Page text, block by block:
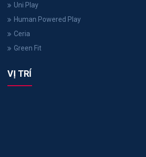
Uni Play
Human Powered Play
Ceria
Green Fit
VỊ TRÍ